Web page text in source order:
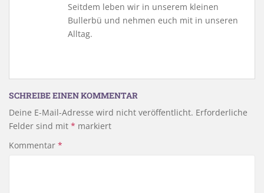
Seitdem leben wir in unserem kleinen
Bullerbü und nehmen euch mit in unseren
Alltag.
SCHREIBE EINEN KOMMENTAR
Deine E-Mail-Adresse wird nicht veröffentlicht. Erforderliche
Felder sind mit * markiert
Kommentar *